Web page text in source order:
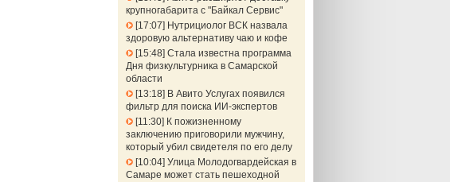
крупногабарита с "Байкал Сервис"
17:07
Нутрициолог ВСК назвала
здоровую альтернативу чаю и кофе
15:48 Стала известна программа
Дня физкультурника в Самарской
области
13:18 В Авито Услугах появился
фильтр для поиска ИИ-экспертов
11:30 К пожизненному
заключению приговорили мужчину,
который убил свидетеля по его делу
10:04 Улица Молодогвардейская в
Самаре может стать пешеходной